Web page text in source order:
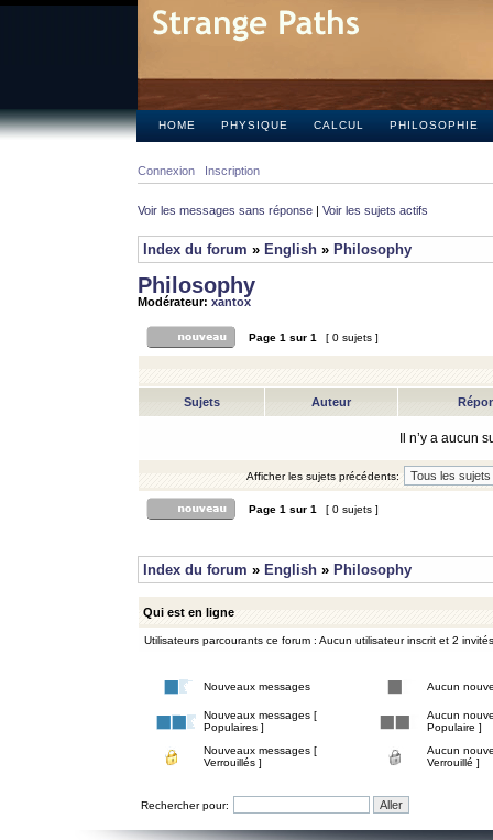
HOME PHYSIQUE CALCUL PHILOSOPHIE
Connexion Inscription
Voir les messages sans réponse | Voir les sujets actifs
Index du forum » English » Philosophy
Philosophy
Modérateur: xantox
Page 1 sur 1 [ 0 sujets ]
Sujets Auteur
Il n’y a aucun
Afficher les sujets précédents:
Page 1 sur 1 [ 0 sujets ]
Index du forum » English » Philosophy
Qui est en ligne
Utilisateurs parcourants ce forum : Aucun utilisateur inscrit et 2 invités
Nouveaux messages Aucun
Nouveaux messages [
Populaires ]
Aucun
Populaire ]
Nouveaux messages [
Verrouillés ]
Aucun
Verrouillé ]
Rechercher pour: